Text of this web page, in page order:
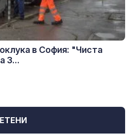
в София: "Чиста
3...